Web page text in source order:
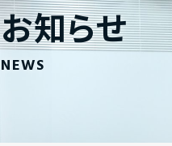
お知らせ
NEWS